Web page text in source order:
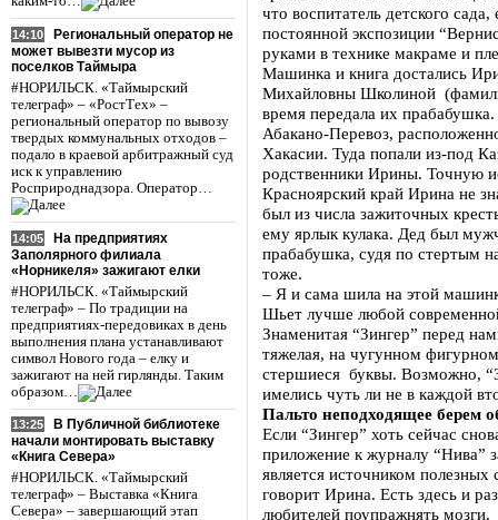
14:10
Региональный оператор не
может вывезти мусор из
поселков Таймыра
#НОРИЛЬСК. «Таймырский
телеграф» – «РостТех» –
региональный оператор по вывозу
твердых коммунальных отходов –
подало в краевой арбитражный суд
иск к управлению
Росприроднадзора. Оператор…
14:05
На предприятиях
Заполярного филиала
«Норникеля» зажигают елки
#НОРИЛЬСК. «Таймырский
телеграф» – По традиции на
предприятиях-передовиках в день
выполнения плана устанавливают
символ Нового года – елку и
зажигают на ней гирлянды. Таким
образом…
13:25
В Публичной библиотеке
начали монтировать выставку
«Книга Севера»
#НОРИЛЬСК. «Таймырский
телеграф» – Выставка «Книга
Севера» – завершающий этап
что воспитатель детского
постоянной экспозиции
руками в технике макраме и
Машинка и книга достались
Михайловны Школиной
время передала их
Абакано-Перевоз,
Хакасии. Туда попали из-под
родственники Ирины. Точную
Красноярский край Ирина не
был из числа зажиточных
ему ярлык кулака. Дед был
прабабушка, судя по стертым
тоже.
– Я и сама шила на этой
Шьет лучше любой
Знаменитая “Зингер” перед
тяжелая, на чугунном
стершиеся буквы. Возможно,
имелись чуть ли не в каждой
Пальто неподходящее берем
Если “Зингер” хоть сейчас
приложение к журналу “Нива”
является источником
говорит Ирина. Есть здесь и
любителей поупражнять мозги.